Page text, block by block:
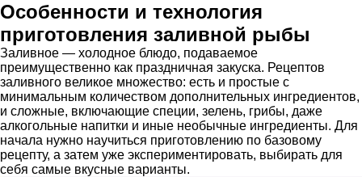
Особенности и технология
приготовления заливной рыбы
Заливное — холодное блюдо, подаваемое
преимущественно как праздничная закуска. Рецептов
заливного великое множество: есть и простые с
минимальным количеством дополнительных ингредиентов,
и сложные, включающие специи, зелень, грибы, даже
алкогольные напитки и иные необычные ингредиенты. Для
начала нужно научиться приготовлению по базовому
рецепту, а затем уже экспериментировать, выбирать для
себя самые вкусные варианты.